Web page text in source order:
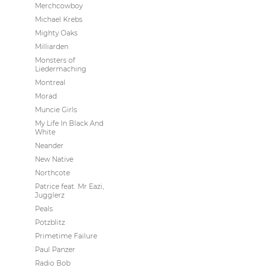
Merchcowboy
Michael Krebs
Mighty Oaks
Milliarden
Monsters of
Liedermaching
Montreal
Morad
Muncie Girls
My Life In Black And
White
Neander
New Native
Northcote
Patrice feat. Mr Eazi,
Jugglerz
Peals
Potzblitz
Primetime Failure
Paul Panzer
Radio Bob